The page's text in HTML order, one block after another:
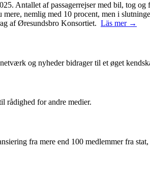
Antallet af passagerrejser med bil, tog
mere, nemlig med 10 procent, men i
af Øresundsbro Konsortiet. Läs mer →
og nyheder bidrager til et øget
rådighed for andre medier.
fra mere end 100 medlemmer fra